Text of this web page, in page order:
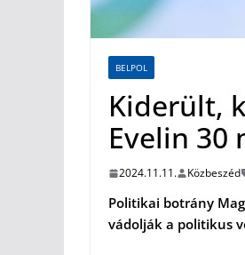
BELPOL
Kiderült,
Evelin 30
2024.11.11. Közbeszéd
Politikai botrány
vádolják a politikus